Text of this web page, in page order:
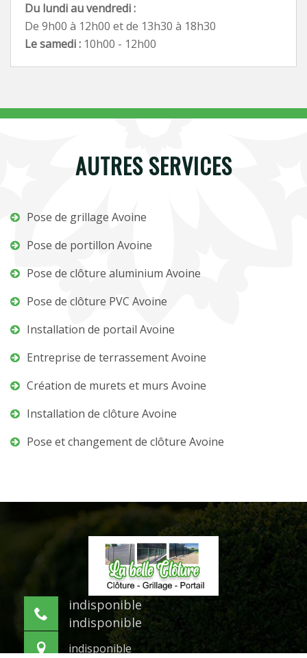
Du lundi au vendredi :
De 9h00 à 12h00 et de 13h30 à 18h30
Le samedi : 10h00 - 12h00
AUTRES SERVICES
Pose de grillage Avoine
Pose de portillon Avoine
Pose de clôture aluminium Avoine
Pose de clôture PVC Avoine
Installation de portail Avoine
Entreprise de terrassement Avoine
Création de murets et murs Avoine
Installation de clôture Avoine
Pose et changement de clôture Avoine
indisponible
indisponible
indisponible